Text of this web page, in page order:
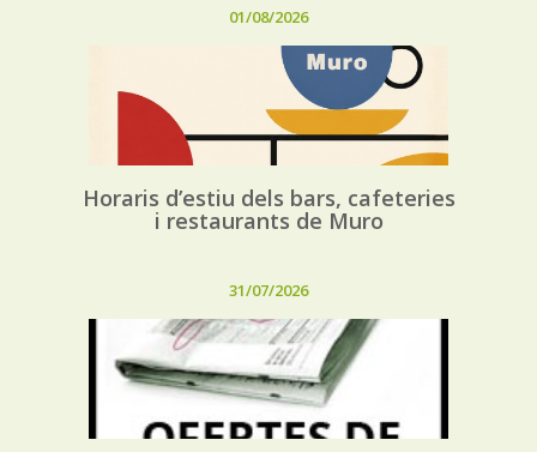
01/08/2026
Horaris d’estiu dels bars, cafeteries
i restaurants de Muro
31/07/2026